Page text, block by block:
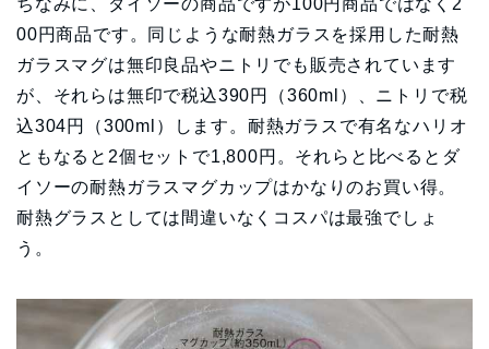
00円商品です。同じような耐熱ガラスを採用した耐熱
ガラスマグは無印良品やニトリでも販売されています
が、それらは無印で税込390円（360ml）、ニトリで税
込304円（300ml）します。耐熱ガラスで有名なハリオ
ともなると2個セットで1,800円。それらと比べるとダ
イソーの耐熱ガラスマグカップはかなりのお買い得。
耐熱グラスとしては間違いなくコスパは最強でしょ
う。